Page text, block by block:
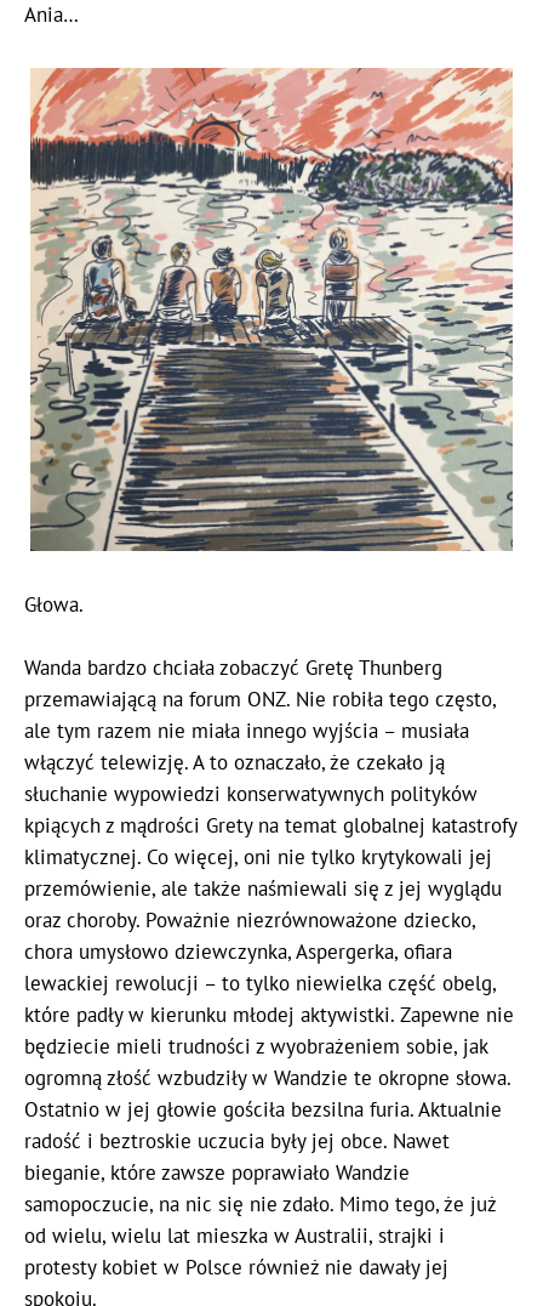
Ania…
Głowa.
Wanda bardzo chciała zobaczyć Gretę Thunberg
przemawiającą na forum ONZ. Nie robiła tego często,
ale tym razem nie miała innego wyjścia – musiała
włączyć telewizję. A to oznaczało, że czekało ją
słuchanie wypowiedzi konserwatywnych polityków
kpiących z mądrości Grety na temat globalnej katastrofy
klimatycznej. Co więcej, oni nie tylko krytykowali jej
przemówienie, ale także naśmiewali się z jej wyglądu
oraz choroby. Poważnie niezrównoważone dziecko,
chora umysłowo dziewczynka, Aspergerka, ofiara
lewackiej rewolucji – to tylko niewielka część obelg,
które padły w kierunku młodej aktywistki. Zapewne nie
będziecie mieli trudności z wyobrażeniem sobie, jak
ogromną złość wzbudziły w Wandzie te okropne słowa.
Ostatnio w jej głowie gościła bezsilna furia. Aktualnie
radość i beztroskie uczucia były jej obce. Nawet
bieganie, które zawsze poprawiało Wandzie
samopoczucie, na nic się nie zdało. Mimo tego, że już
od wielu, wielu lat mieszka w Australii, strajki i
protesty kobiet w Polsce również nie dawały jej
spokoju.